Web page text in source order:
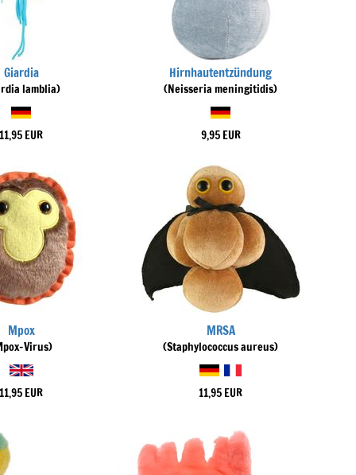
Giardia
lamblia)
11,95 EUR
Hirnhautentzündung
(Neisseria meningitidis)
9,95 EUR
Mpox
Virus)
11,95 EUR
MRSA
(Staphylococcus aureus)
11,95 EUR